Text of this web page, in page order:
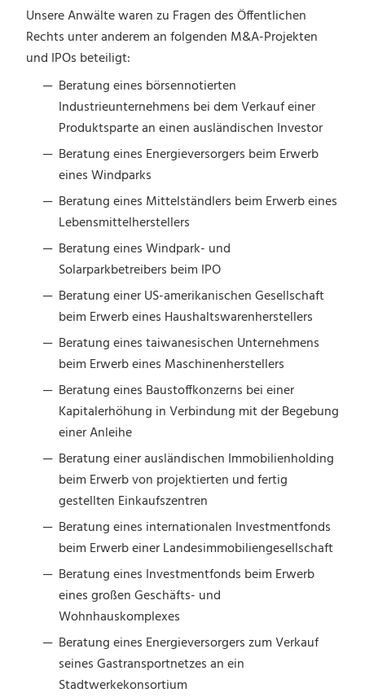
Unsere Anwälte waren zu Fragen des Öffentlichen
Rechts unter anderem an folgenden M&A-Projekten
und IPOs beteiligt:
Beratung eines börsennotierten
Industrieunternehmens bei dem Verkauf einer
Produktsparte an einen ausländischen Investor
Beratung eines Energieversorgers beim Erwerb
eines Windparks
Beratung eines Mittelständlers beim Erwerb eines
Lebensmittelherstellers
Beratung eines Windpark- und
Solarparkbetreibers beim IPO
Beratung einer US-amerikanischen Gesellschaft
beim Erwerb eines Haushaltswarenherstellers
Beratung eines taiwanesischen Unternehmens
beim Erwerb eines Maschinenherstellers
Beratung eines Baustoffkonzerns bei einer
Kapitalerhöhung in Verbindung mit der Begebung
einer Anleihe
Beratung einer ausländischen Immobilienholding
beim Erwerb von projektierten und fertig
gestellten Einkaufszentren
Beratung eines internationalen Investmentfonds
beim Erwerb einer Landesimmobiliengesellschaft
Beratung eines Investmentfonds beim Erwerb
eines großen Geschäfts- und
Wohnhauskomplexes
Beratung eines Energieversorgers zum Verkauf
seines Gastransportnetzes an ein
Stadtwerkekonsortium